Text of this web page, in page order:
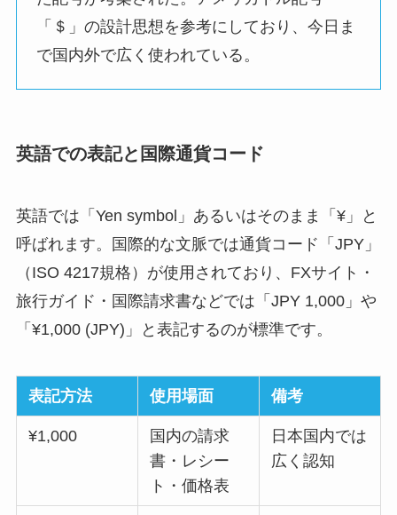
「＄」の設計思想を参考にしており、今日ま
で国内外で広く使われている。
英語での表記と国際通貨コード
英語では「Yen symbol」あるいはそのまま「¥」と
呼ばれます。国際的な文脈では通貨コード「JPY」
（ISO 4217規格）が使用されており、FXサイト・
旅行ガイド・国際請求書などでは「JPY 1,000」や
「¥1,000 (JPY)」と表記するのが標準です。
表記方法 使用場面 備考
¥1,000
国内の請求
書・レシー
ト・価格表
日本国内では
広く認知